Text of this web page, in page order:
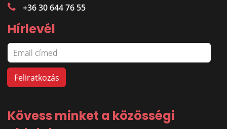
+36 30 644 76 55
Hírlevél
Kövess minket a közösségi